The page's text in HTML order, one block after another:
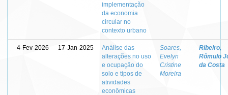
implementação
da economia
circular no
contexto urbano
4-Fev-2026 17-Jan-2025
Análise das
alterações no uso
e ocupação do
solo e tipos de
atividades
econômicas
Soares,
Evelyn
Cristine
Moreira
Ribeiro,
Rômulo
da Costa